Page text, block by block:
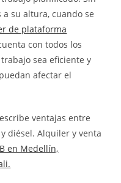
a su altura, cuando se
de plataforma
con todos los
sea eficiente y
afectar el
ventajas entre
diésel. Alquiler y venta
en Medellín,